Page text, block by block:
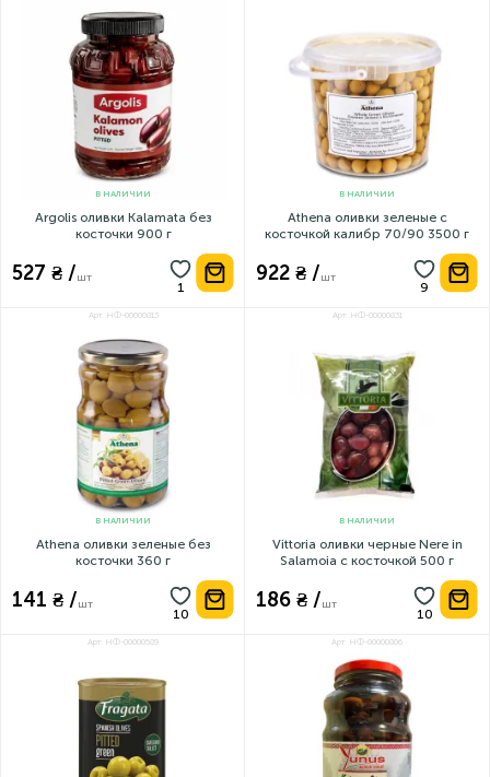
В НАЛИЧИИ
Argolis оливки Kalamata без
косточки 900 г
527 ₴ /шт
В НАЛИЧИИ
Athena оливки зеленые с
косточкой калибр 70/90 3500 г
922 ₴ /шт
Арт: НФ-00000813
В НАЛИЧИИ
Athena оливки зеленые без
косточки 360 г
141 ₴ /шт
Арт: НФ-00000831
В НАЛИЧИИ
Vittoria оливки черные Nere in
Salamoia с косточкой 500 г
186 ₴ /шт
Арт: НФ-00000589 Арт: НФ-00000806